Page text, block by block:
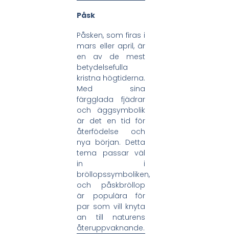
Påsk
Påsken, som firas i
mars eller april, är
en av de mest
betydelsefulla
kristna högtiderna.
Med sina
färgglada fjädrar
och äggsymbolik
är det en tid för
återfödelse och
nya början. Detta
tema passar väl
in i
bröllopssymboliken,
och påskbröllop
är populära för
par som vill knyta
an till naturens
återuppvaknande.